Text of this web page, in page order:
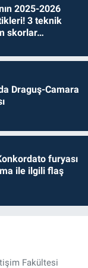
2025-2026
3 teknik
skorlar…
Draguş-Camara
furyası
ile ilgili flaş
Fakültesi